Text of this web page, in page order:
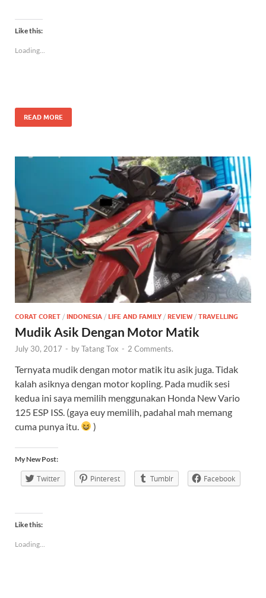
Like this:
Loading...
READ MORE
CORAT CORET / INDONESIA / LIFE AND FAMILY / REVIEW / TRAVELLING
Mudik Asik Dengan Motor Matik
July 30, 2017 - byTatang Tox - 2 Comments.
Ternyata mudik dengan motor matik itu asik juga. Tidak
kalah asiknya dengan motor kopling. Pada mudik sesi
kedua ini saya memilih menggunakan Honda New Vario
125 ESP ISS. (gaya euy memilih, padahal mah memang
cuma punya itu.
)
My New Post:
Twitter Pinterest Tumblr Facebook
Like this:
Loading...